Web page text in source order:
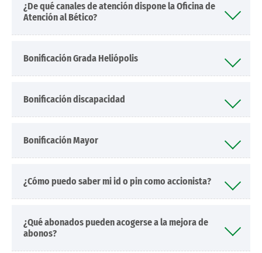
¿De qué canales de atención dispone la Oficina de
Atención al Bético?
Bonificación Grada Heliópolis
Bonificación discapacidad
Bonificación Mayor
¿Cómo puedo saber mi id o pin como accionista?
¿Qué abonados pueden acogerse a la mejora de
abonos?